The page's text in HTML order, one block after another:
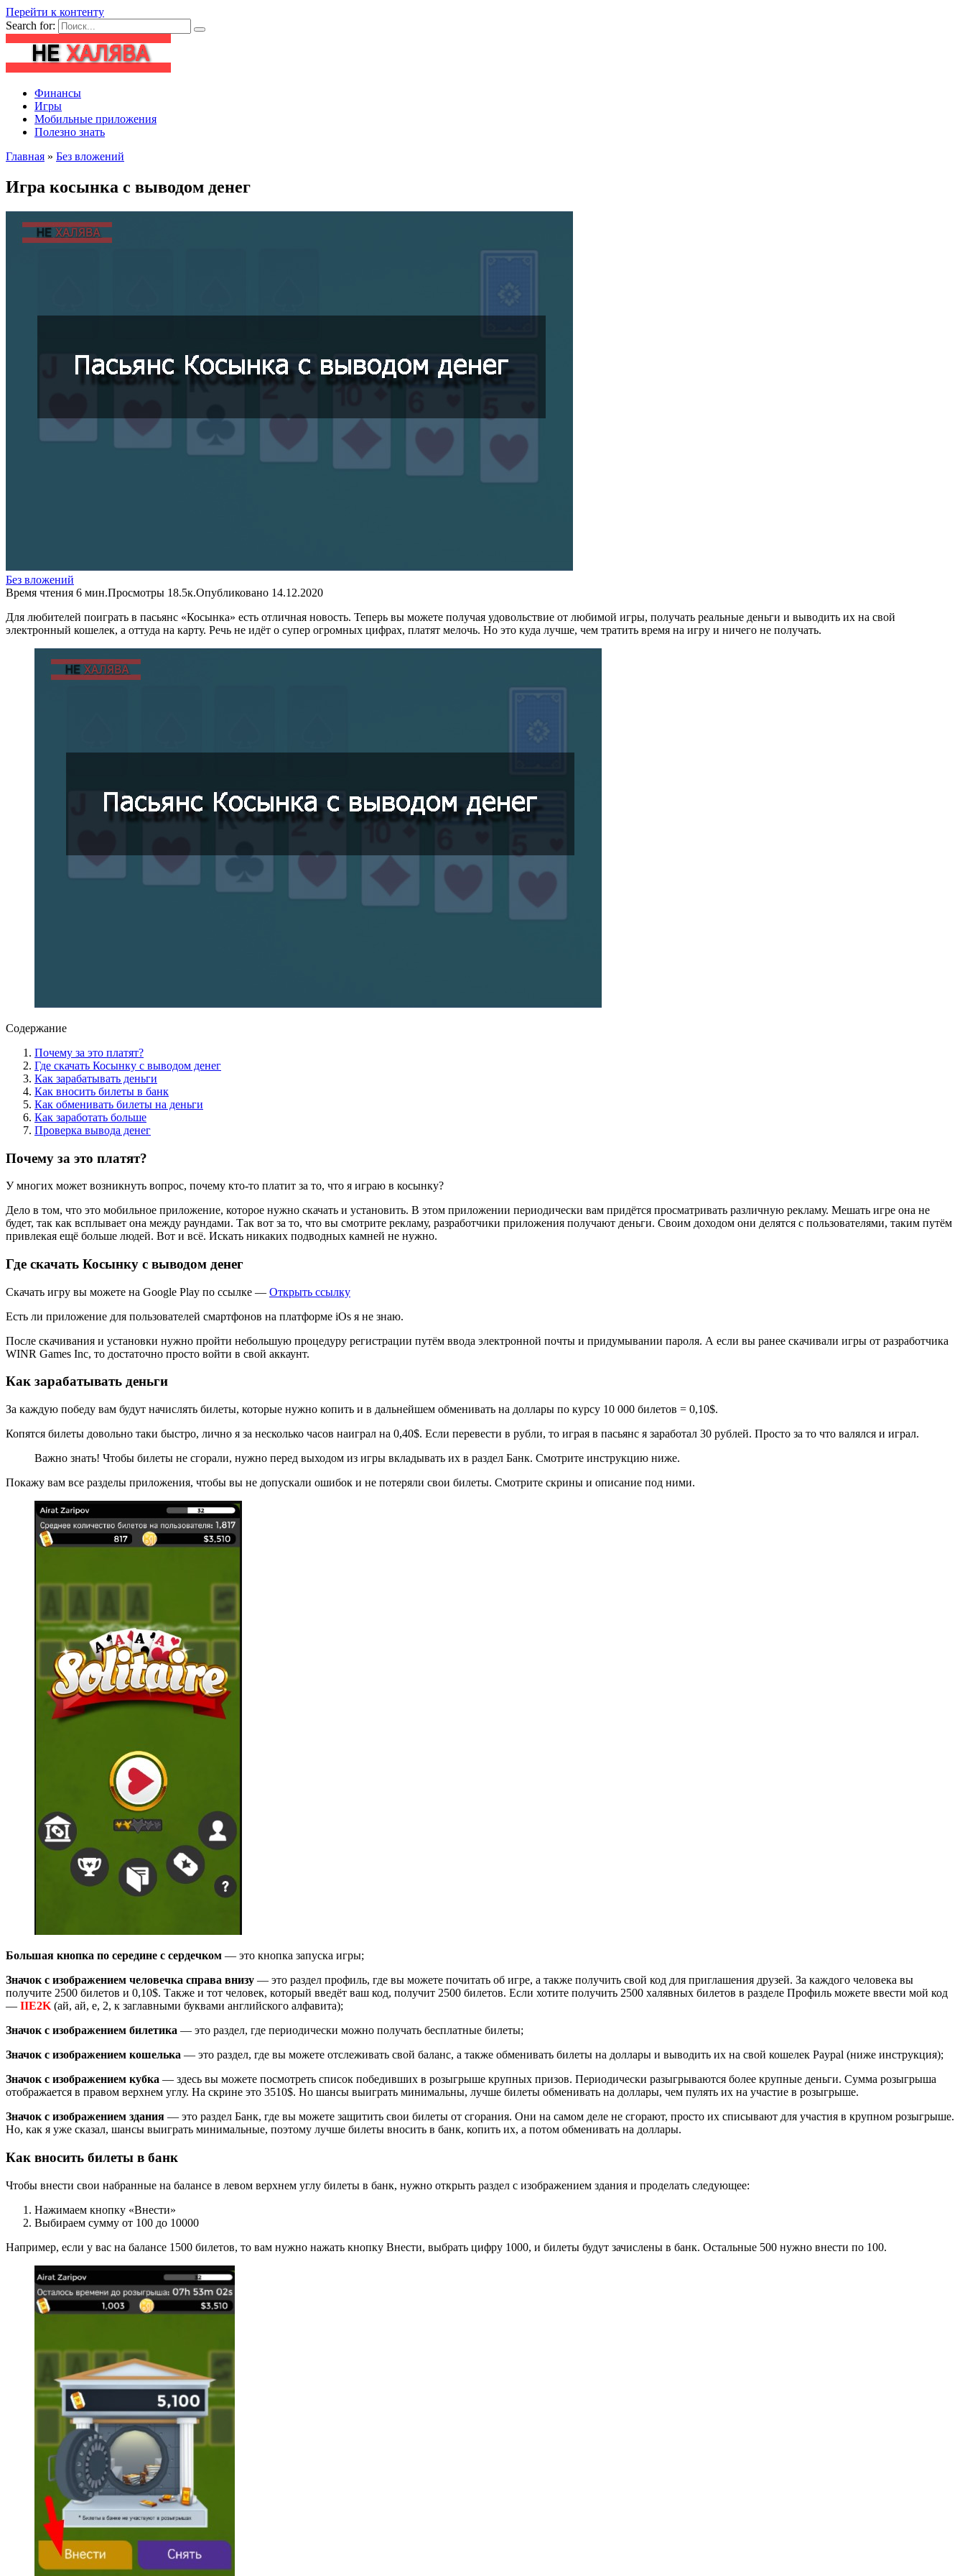
Перейти к контенту
Search for:
Финансы
Игры
Мобильные приложения
Полезно знать
Главная » Без вложений
Игра косынка с выводом денег
Без вложений
Время чтения 6 мин.Просмотры 18.5к.Опубликовано 14.12.2020
Для любителей поиграть в пасьянс «Косынка» есть отличная новость. Теперь вы можете получая удовольствие от любимой игры, получать реальные деньги и выводить их на свой
электронный кошелек, а оттуда на карту. Речь не идёт о супер огромных цифрах, платят мелочь. Но это куда лучше, чем тратить время на игру и ничего не получать.
Содержание
Почему за это платят?
Где скачать Косынку с выводом денег
Как зарабатывать деньги
Как вносить билеты в банк
Как обменивать билеты на деньги
Как заработать больше
Проверка вывода денег
Почему за это платят?
У многих может возникнуть вопрос, почему кто-то платит за то, что я играю в косынку?
Дело в том, что это мобильное приложение, которое нужно скачать и установить. В этом приложении периодически вам придётся просматривать различную рекламу. Мешать игре она не
будет, так как всплывает она между раундами. Так вот за то, что вы смотрите рекламу, разработчики приложения получают деньги. Своим доходом они делятся с пользователями, таким путём
привлекая ещё больше людей. Вот и всё. Искать никаких подводных камней не нужно.
Где скачать Косынку с выводом денег
Скачать игру вы можете на Google Play по ссылке — Открыть ссылку
Есть ли приложение для пользователей смартфонов на платформе iOs я не знаю.
После скачивания и установки нужно пройти небольшую процедуру регистрации путём ввода электронной почты и придумывании пароля. А если вы ранее скачивали игры от разработчика
WINR Games Inc, то достаточно просто войти в свой аккаунт.
Как зарабатывать деньги
За каждую победу вам будут начислять билеты, которые нужно копить и в дальнейшем обменивать на доллары по курсу 10 000 билетов = 0,10$.
Копятся билеты довольно таки быстро, лично я за несколько часов наиграл на 0,40$. Если перевести в рубли, то играя в пасьянс я заработал 30 рублей. Просто за то что валялся и играл.
Важно знать! Чтобы билеты не сгорали, нужно перед выходом из игры вкладывать их в раздел Банк. Смотрите инструкцию ниже.
Покажу вам все разделы приложения, чтобы вы не допускали ошибок и не потеряли свои билеты. Смотрите скрины и описание под ними.
Большая кнопка по середине с сердечком — это кнопка запуска игры;
Значок с изображением человечка справа внизу — это раздел профиль, где вы можете почитать об игре, а также получить свой код для приглашения друзей. За каждого человека вы
получите 2500 билетов и 0,10$. Также и тот человек, который введёт ваш код, получит 2500 билетов. Если хотите получить 2500 халявных билетов в разделе Профиль можете ввести мой код
— IIE2K (ай, ай, е, 2, к заглавными буквами английского алфавита);
Значок с изображением билетика — это раздел, где периодически можно получать бесплатные билеты;
Значок с изображением кошелька — это раздел, где вы можете отслеживать свой баланс, а также обменивать билеты на доллары и выводить их на свой кошелек Paypal (ниже инструкция);
Значок с изображением кубка — здесь вы можете посмотреть список победивших в розыгрыше крупных призов. Периодически разыгрываются более крупные деньги. Сумма розыгрыша
отображается в правом верхнем углу. На скрине это 3510$. Но шансы выиграть минимальны, лучше билеты обменивать на доллары, чем пулять их на участие в розыгрыше.
Значок с изображением здания — это раздел Банк, где вы можете защитить свои билеты от сгорания. Они на самом деле не сгорают, просто их списывают для участия в крупном розыгрыше.
Но, как я уже сказал, шансы выиграть минимальные, поэтому лучше билеты вносить в банк, копить их, а потом обменивать на доллары.
Как вносить билеты в банк
Чтобы внести свои набранные на балансе в левом верхнем углу билеты в банк, нужно открыть раздел с изображением здания и проделать следующее:
Нажимаем кнопку «Внести»
Выбираем сумму от 100 до 10000
Например, если у вас на балансе 1500 билетов, то вам нужно нажать кнопку Внести, выбрать цифру 1000, и билеты будут зачислены в банк. Остальные 500 нужно внести по 100.